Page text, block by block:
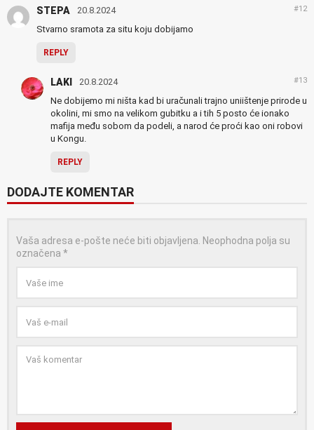
STEPA 20.8.2024 #12
Stvarno sramota za situ koju dobijamo
REPLY
LAKI 20.8.2024 #13
Ne dobijemo mi ništa kad bi uračunali trajno uniištenje prirode u
okolini, mi smo na velikom gubitku a i tih 5 posto će ionako
mafija među sobom da podeli, a narod će proći kao oni robovi
u Kongu.
REPLY
DODAJTE KOMENTAR
Vaša adresa e-pošte neće biti objavljena. Neophodna polja su
označena *